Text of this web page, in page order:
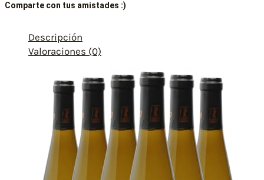
Comparte con tus amistades :)
Descripción
Valoraciones (0)